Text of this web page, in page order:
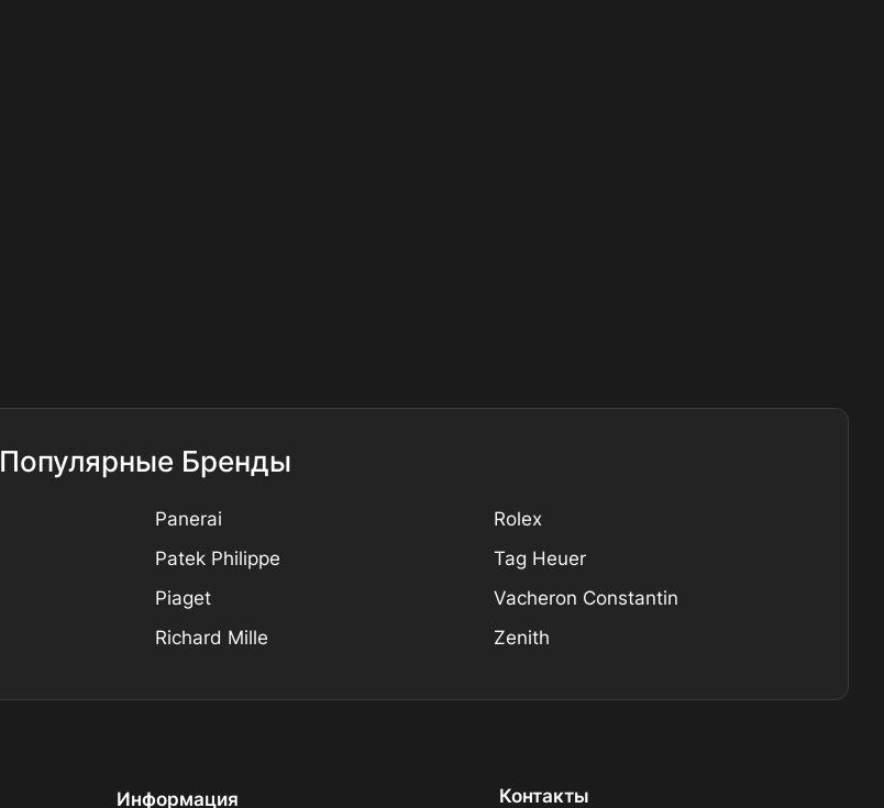
Популярные Бренды
Panerai
Patek Philippe
Piaget
Richard Mille
Rolex
Tag Heuer
Vacheron Constantin
Zenith
Информация Контакты